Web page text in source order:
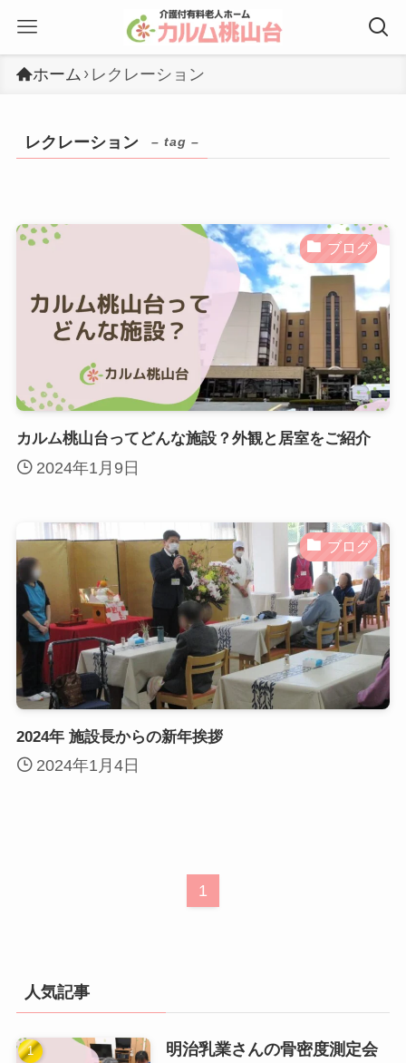
ホーム レクレーション
レクレーション – tag –
ブログ
カルム桃山台ってどんな施設？外観と居室をご紹介
2024年1月9日
ブログ
2024年 施設長からの新年挨拶
2024年1月4日
1
人気記事
明治乳業さんの骨密度測定会